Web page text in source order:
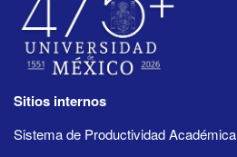
Sitios internos
Sistema de Productividad Académica